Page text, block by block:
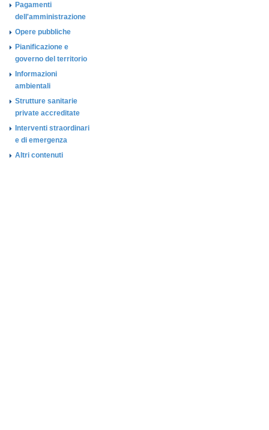
Pagamenti
dell'amministrazione
Opere pubbliche
Pianificazione e
governo del territorio
Informazioni
ambientali
Strutture sanitarie
private accreditate
Interventi straordinari
e di emergenza
Altri contenuti